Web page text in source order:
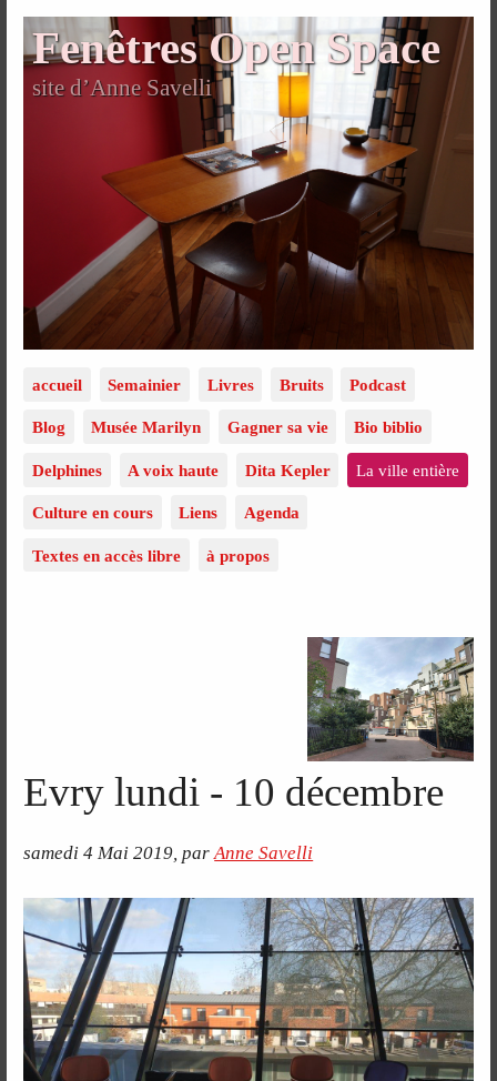
Fenêtres Open Space
site d’Anne Savelli
accueil Semainier Livres Bruits Podcast
Blog Musée Marilyn Gagner sa vie Bio biblio
Delphines A voix haute Dita Kepler La ville entière
Culture en cours Liens Agenda
Textes en accès libre à propos
Evry lundi - 10 décembre
samedi 4 Mai 2019,parAnne Savelli